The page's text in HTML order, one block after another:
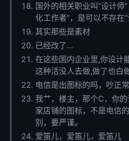
国外的相关职业叫“设计师
化工作者”，是可以不存在“
其实那些是素材
已经改了…
在这些国内企业里,你设计
这种活没人去做,做了也白
电信是出图标的吗，吵正
我艹，楼主，那个C，你
家店铺的图标，不是电信
别，要严谨。
爱笛儿，爱笛儿，爱笛儿